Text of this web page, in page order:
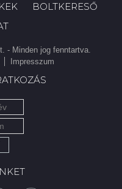
BOLTKERESŐ
- Minden jog fenntartva.
Impresszum